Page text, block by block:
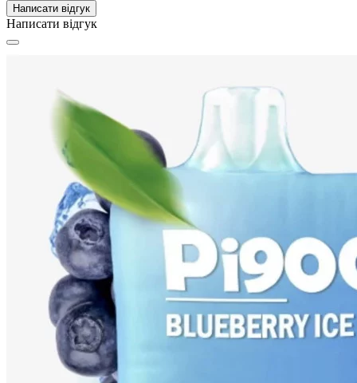
Написати відгук
Написати відгук